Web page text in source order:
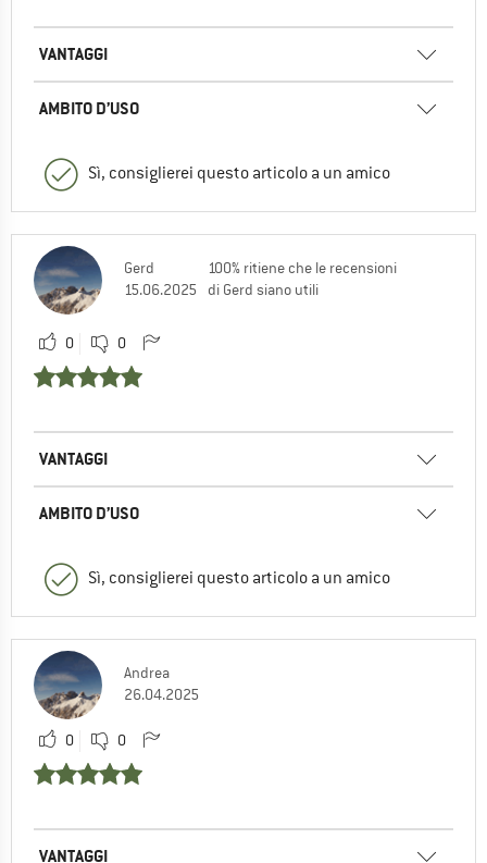
VANTAGGI
AMBITO D’USO
Sì, consiglierei questo articolo a un amico
Gerd
15.06.2025
100% ritiene che le recensioni
di Gerd siano utili
0 0
VANTAGGI
AMBITO D’USO
Sì, consiglierei questo articolo a un amico
Andrea
26.04.2025
0 0
VANTAGGI